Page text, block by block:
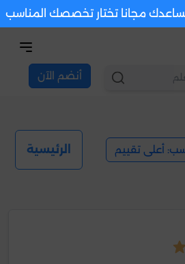
مجانا تختار تخصصك المناسب
أنضم الآن
تقييم الرئيسية